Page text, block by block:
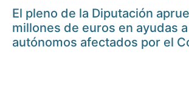
El pleno de la Diputación
millones de euros en ayudas
autónomos afectados por el